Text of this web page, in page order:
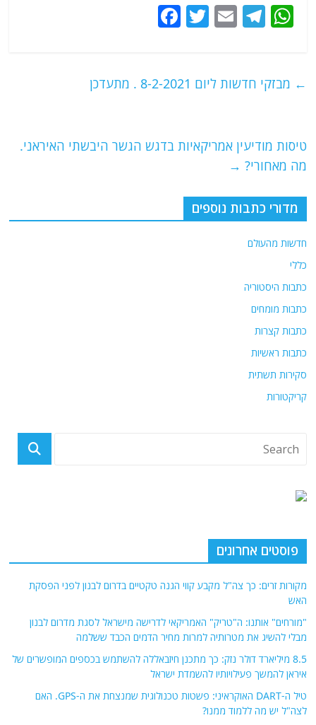
W
s
p
T
g
E
l
T
er
e
o
← מבזקי חדשות ליום 8-2-2021 . מתעדכן
טיסות מודיעין אמריקאיות בדגש הגשר היבשתי האיראני.
מה מאחורי? →
מדורי כתבות נוספים
חדשות מהעולם
כללי
כתבות היסטוריה
כתבות מומחים
כתבות קצרות
כתבות ראשיות
סקירות תשתית
קריקטורות
פוסטים אחרונים
מקורות זרים: כך צה"ל מקבע קווי הגנה טקטיים בדרום לבנון לפני הפסקת
האש
"מורחים" אותנו: ה"טריק" האמריקאי לדרישה מישראל לסגת מדרום לבנון
מבלי להשיג את מטרותיה למרות מחיר הדמים הכבד ששלמה
8.5 מיליארד דולר נזק: כך מתכנן חיזבאללה להשתמש בכספים המופשרים של
איראן להמשך פעילויותיו להשמדת ישראל
טיל ה-DART האוקראיני: פשטות טכנולוגית שמנצחת את ה-GPS. האם
לצה"ל יש מה ללמוד ממנו?